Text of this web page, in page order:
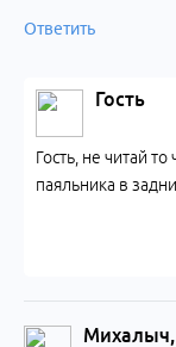
Ответить
Гость
Гость, не читай
паяльника в
Михалыч,